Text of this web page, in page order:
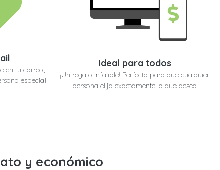
en tu correo,
especial
Ideal para todos
¡Un regalo infalible! Perfecto para que cualquier
persona elija exactamente lo que desea
y económico